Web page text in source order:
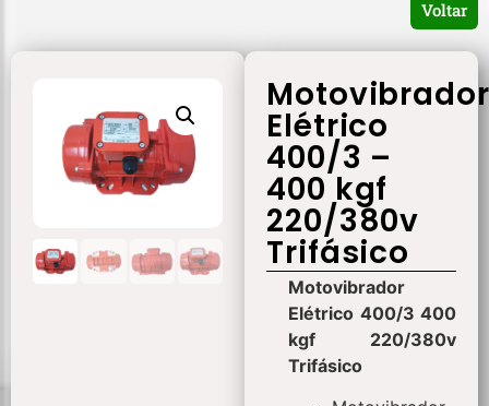
Voltar
Motovibrador
Elétrico
400/3 –
400 kgf
220/380v
Trifásico
Motovibrador
Elétrico 400/3 400
kgf 220/380v
Trifásico